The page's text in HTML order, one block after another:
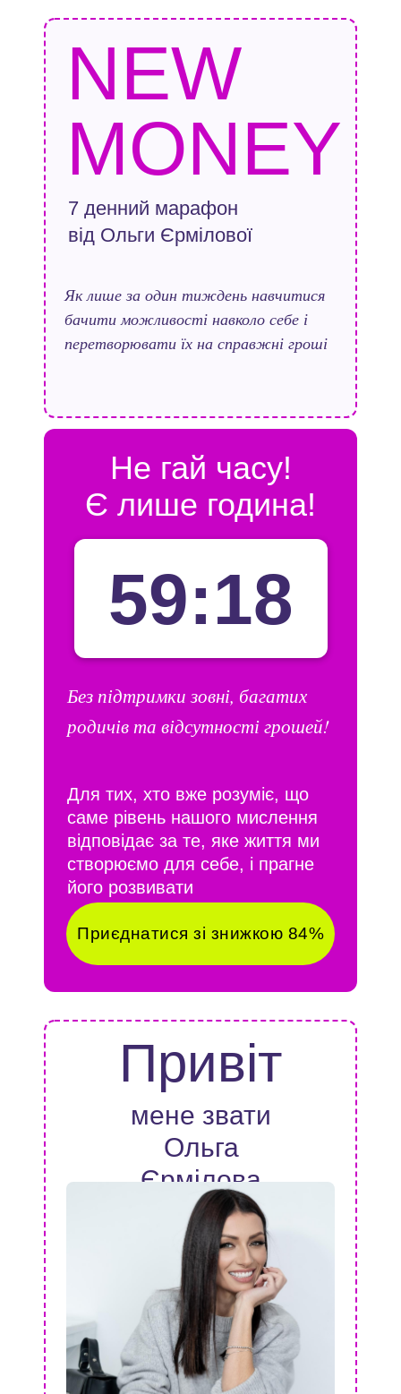
59:16
NEW
MONEY
7 денний марафон
від Ольги Єрмілової
Як лише за один тиждень навчитися
бачити можливості навколо себе і
перетворювати їх на справжні гроші
Для тих, хто вже розуміє, що
саме рівень нашого мислення
відповідає за те, яке життя ми
створюємо для себе, і прагне
його розвивати
Без підтримки зовні, багатих
родичів та відсутності грошей!
Приєднатися зі знижкою 84%
Не гай часу!
Є лише година!
Привіт
мене звати
Ольга
Єрмілова